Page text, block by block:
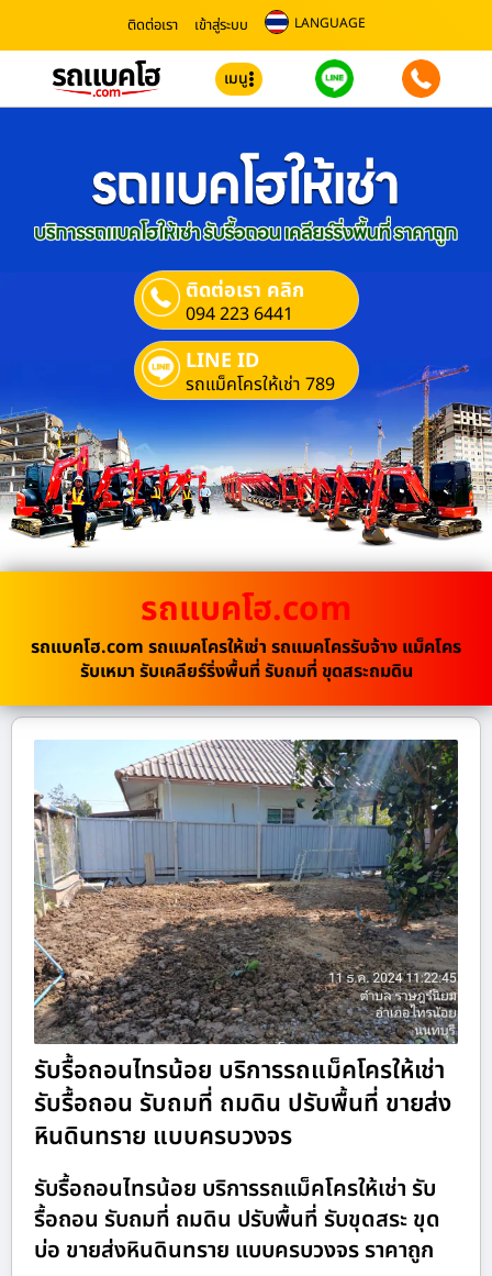
ติดต่อเรา เข้าสู่ระบบ LANGUAGE
เมนู
ติดต่อเรา คลิก
094 223 6441
LINE ID
รถแม็คโครให้เช่า 789
รถแบคโฮ.com
รถแบคโฮ.com รถแมคโครให้เช่า รถแมคโครรับจ้าง แม็คโคร
รับเหมา รับเคลียร์ริ่งพื้นที่ รับถมที่ ขุดสระถมดิน
รับรื้อถอนไทรน้อย บริการรถแม็คโครให้เช่า
รับรื้อถอน รับถมที่ ถมดิน ปรับพื้นที่ ขายส่ง
หินดินทราย แบบครบวงจร
รับรื้อถอนไทรน้อย บริการรถแม็คโครให้เช่า รับ
รื้อถอน รับถมที่ ถมดิน ปรับพื้นที่ รับขุดสระ ขุด
บ่อ ขายส่งหินดินทราย แบบครบวงจร ราคาถูก